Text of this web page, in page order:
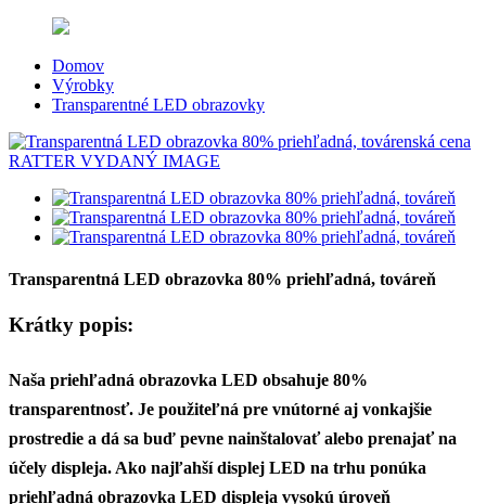
Domov
Výrobky
Transparentné LED obrazovky
Transparentná LED obrazovka 80% priehľadná, továreň
Krátky popis:
Naša priehľadná obrazovka LED obsahuje 80%
transparentnosť. Je použiteľná pre vnútorné aj vonkajšie
prostredie a dá sa buď pevne nainštalovať alebo prenajať na
účely displeja. Ako najľahší displej LED na trhu ponúka
priehľadná obrazovka LED displeja vysokú úroveň